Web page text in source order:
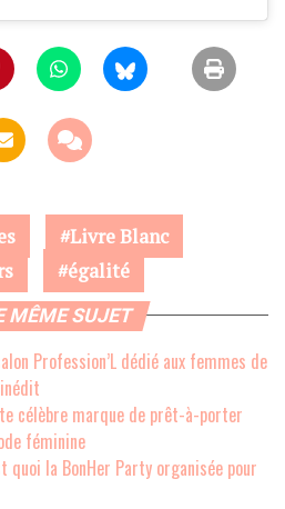
Livre Blanc
égalité
MÊME SUJET
Profession’L dédié aux femmes de
célèbre marque de prêt-à-porter
féminine
quoi la BonHer Party organisée pour